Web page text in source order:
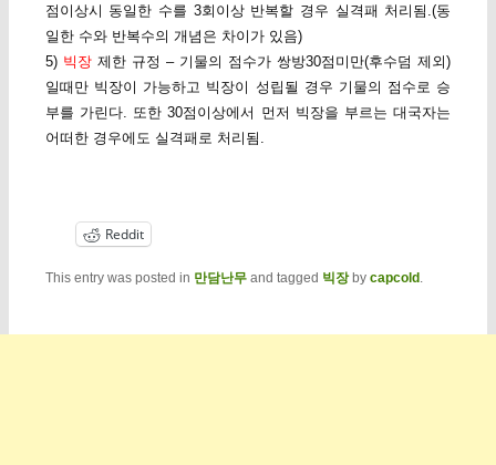
점이상시 동일한 수를 3회이상 반복할 경우 실격패 처리됨.(동
일한 수와 반복수의 개념은 차이가 있음)
5) 빅장제한 규정 – 기물의 점수가 쌍방30점미만(후수덤 제외)
일때만 빅장이 가능하고 빅장이 성립될 경우 기물의 점수로 승
부를 가린다. 또한 30점이상에서 먼저 빅장을 부르는 대국자는
어떠한 경우에도 실격패로 처리됨.
Reddit
This entry was posted in 만담난무and tagged 빅장by capcold .